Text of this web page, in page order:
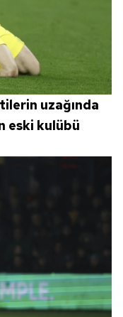
uzağında
eski kulübü